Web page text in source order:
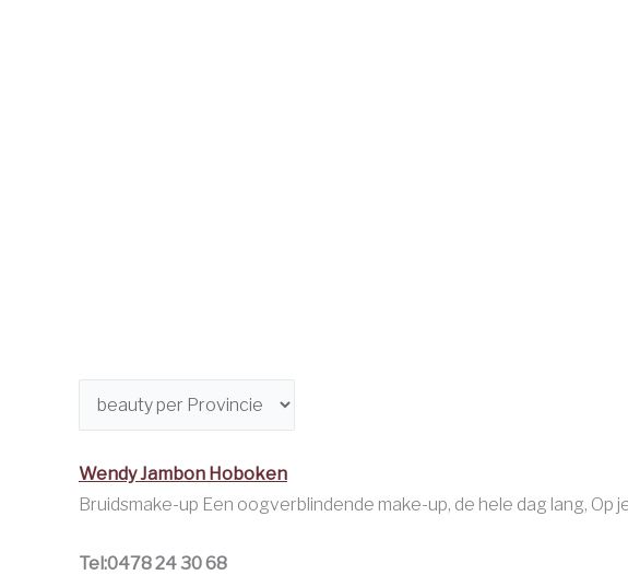
Wendy Jambon Hoboken
Bruidsmake-up Een oogverblindende make-up, de hele dag lang, Op
Tel:0478 24 30 68